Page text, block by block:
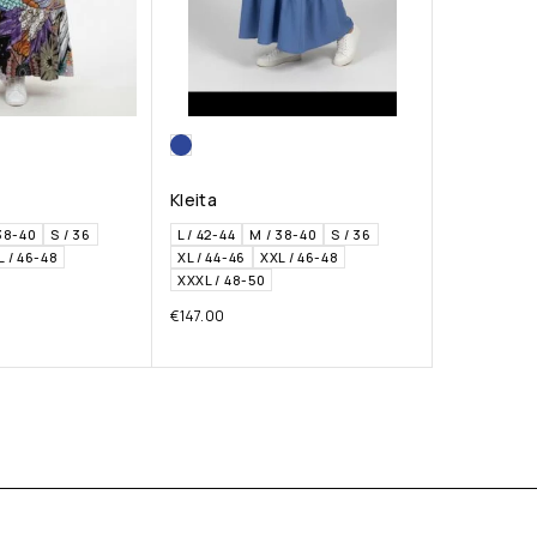
40
S / 36
/ 46-48
Kleita
L / 42-44 M / 38-40
S / 36
XL / 44-46
XXL / 46-48
XXXL / 48-50
€147.00